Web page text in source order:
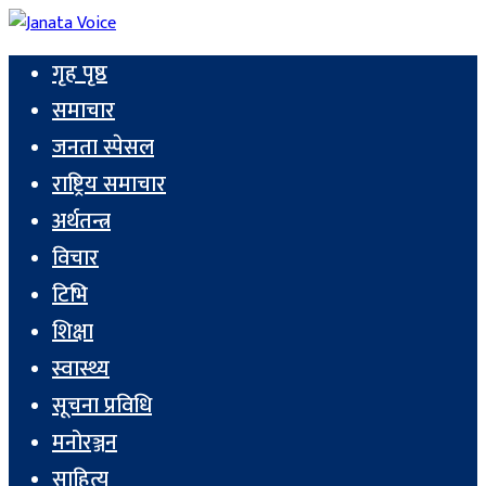
गृह पृष्ठ
समाचार
जनता स्पेसल
राष्ट्रिय समाचार
अर्थतन्त्र
विचार
टिभि
शिक्षा
स्वास्थ्य
सूचना प्रविधि
मनोरञ्जन